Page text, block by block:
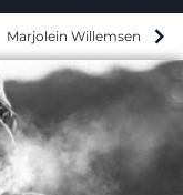
Marjolein Willemsen